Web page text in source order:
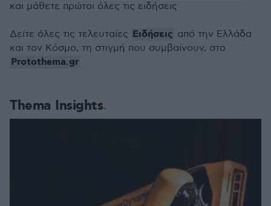
Thema Insights
και μάθετε πρώτοι όλες τις ειδήσεις
Δείτε όλες τις τελευταίες Ειδήσεις από την Ελλάδα
και τον Κόσμο, τη στιγμή που συμβαίνουν, στο
Protothema.gr